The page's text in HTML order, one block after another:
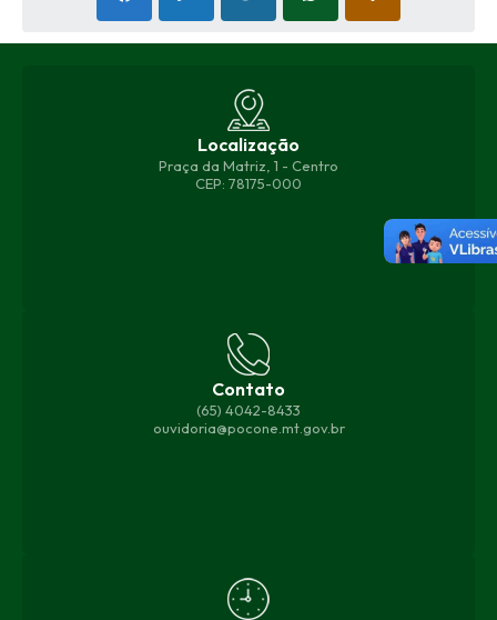
Localização
Praça da Matriz, 1 - Centro
CEP: 78175-000
Contato
(65) 4042-8433
ouvidoria@pocone.mt.gov.br